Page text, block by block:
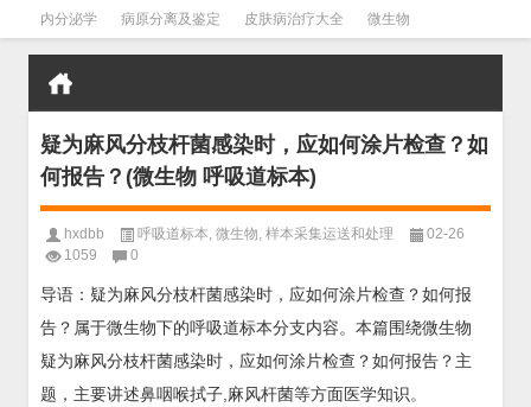
内分泌学 病原分离及鉴定 皮肤病治疗大全 微生物
皮肤病学 男科学 血液病学 心血管 口腔医学 禁戒毒品
疑为麻风分枝杆菌感染时，应如何涂片检查？如
何报告？(微生物 呼吸道标本)
hxdbb 呼吸道标本, 微生物, 样本采集运送和处理
02-26
1059
0
导语：疑为麻风分枝杆菌感染时，应如何涂片检查？如何报
告？属于微生物下的呼吸道标本分支内容。本篇围绕微生物
疑为麻风分枝杆菌感染时，应如何涂片检查？如何报告？主
题，主要讲述鼻咽喉拭子,麻风杆菌等方面医学知识。